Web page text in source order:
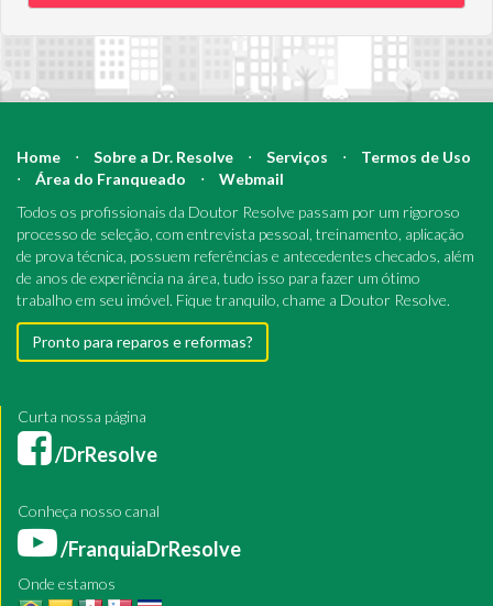
Home ⋅ Sobre a Dr. Resolve ⋅ Serviços ⋅
Termos de Uso
⋅
Área do Franqueado ⋅
Webmail
Todos os profissionais da Doutor Resolve passam por um rigoroso
processo de seleção, com entrevista pessoal, treinamento, aplicação
de prova técnica, possuem referências e antecedentes checados, além
de anos de experiência na área, tudo isso para fazer um ótimo
trabalho em seu imóvel. Fique tranquilo, chame a Doutor Resolve.
Pronto para reparos e reformas?
Curta nossa página
/DrResolve
Conheça nosso canal
/FranquiaDrResolve
Onde estamos